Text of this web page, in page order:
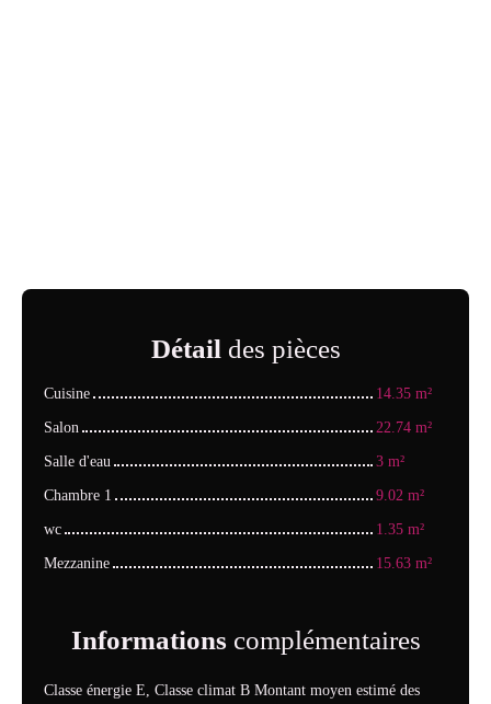
Détail des pièces
Cuisine
14.35 m²
Salon
22.74 m²
Salle d'eau
3 m²
Chambre 1
9.02 m²
wc
1.35 m²
Mezzanine
15.63 m²
Informations complémentaires
Classe énergie E, Classe climat B Montant moyen estimé des